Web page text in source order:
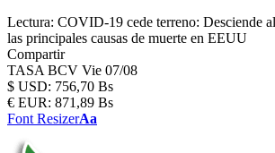
Lectura: COVID-19 cede terreno: Desciende
las principales causas de muerte en EEUU
Compartir
TASA BCV Vie 07/08
$ USD: 756,70 Bs
€ EUR: 871,89 Bs
Font ResizerAa